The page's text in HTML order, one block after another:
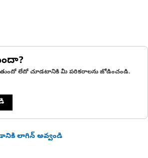
లేదో చూడటానికి మీ పరికరాలను జోడించండి.
లాగిన్ అవ్వండి